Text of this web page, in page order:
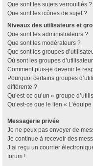
Que sont les sujets verrouillés ?
Que sont les icônes de sujet ?
Niveaux des utilisateurs et
Que sont les administrateurs ?
Que sont les modérateurs ?
Que sont les groupes
Où sont les groupes
Comment puis-je devenir le
Pourquoi certains groupes
différente ?
Qu’est-ce qu’un « groupe
Qu’est-ce que le lien « L’équipe
Messagerie privée
Je ne peux pas envoyer de
Je continue à recevoir des
J’ai reçu un courrier
forum !